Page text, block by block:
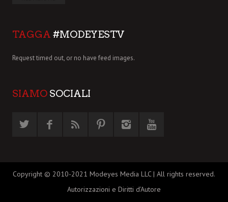
TAGGA #MODEYESTV
Request timed out, or no have feed images.
SIAMO SOCIALI
Copyright © 2010-2021 Modeyes Media LLC | All rights reserved.
Autorizzazioni e Diritti d’Autore